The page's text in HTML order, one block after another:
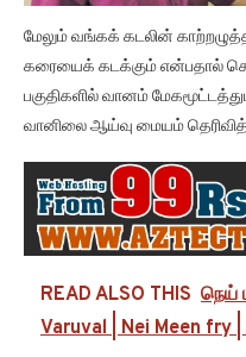
மேலும் வங்கக் கடலின்
கரையைக் கடக்கும் என்பதால்
பகுதிகளில் வானம்
வானிலை ஆய்வு மையம்
READ ALSO THIS நெய்
Varuval | Nei Meen fry